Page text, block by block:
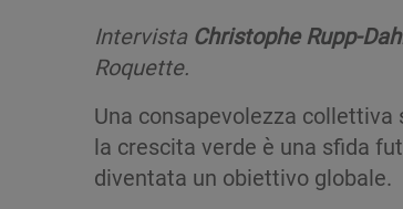
Intervista Christophe Rupp-
Roquette.
Una consapevolezza
la crescita verde è una sfida
diventata un obiettivo globale.